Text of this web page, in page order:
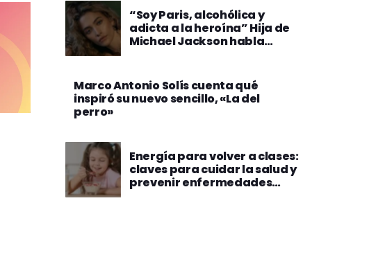
“Soy Paris, alcohólica y
adicta a la heroína” Hija de
Michael Jackson habla
Marco Antonio Solís cuenta qué
inspiró su nuevo sencillo, «La del
perro»
Energía para volver a clases:
claves para cuidar la salud y
prevenir enfermedades